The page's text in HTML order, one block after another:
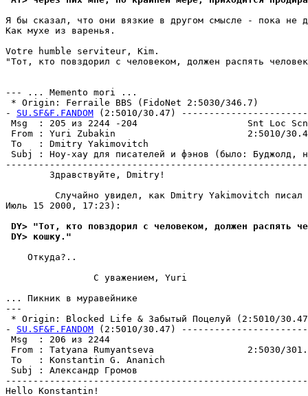
Я бы сказал, что они вязкие в другом смысле - пока не
Как мухе из варенья.
Votre humble serviteur, Kim.
"Тот, кто повздорил с человеком, должен распять
--- ... Memento mori ...
* Origin: Ferraile BBS (FidoNet 2:5030/346.7)
- SU.SF&F.FANDOM (2:5010/30.47)
Msg  : 205 из 2244 -204
From : Yuri Zubakin                        2:5010/
To   : Dmitry
Subj : Hоу-хау для писателей и фэнов (было:
        Здравствуйте, Dmitry!
Случайно увидел, как Dmitry Yakimovitch писал
Июль 15 2000, 17:23):
DY> "Тот, кто повздорил с человеком, должен распять
DY> кошку."
    Откуда?..
                C уважением, Yuri
... Пикник в муравейнике
---
* Origin: Blocked Life & Забытый Поцелуй (2:5010/
- SU.SF&F.FANDOM (2:5010/30.47)
Msg  : 206
From : Tatyana Rumyantseva                 2:5030/
To   : Konstantin G. Ananich
Subj :
Hello Konstantin!